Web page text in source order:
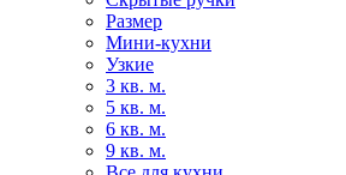
Размер
Мини-кухни
Узкие
3 кв. м.
5 кв. м.
6 кв. м.
9 кв. м.